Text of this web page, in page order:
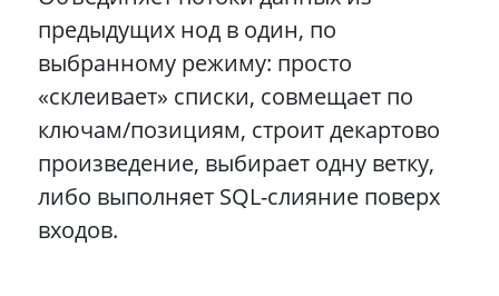
предыдущих нод в один, по
выбранному режиму: просто
«склеивает» списки, совмещает по
ключам/позициям, строит декартово
произведение, выбирает одну ветку,
либо выполняет SQL-слияние поверх
входов.